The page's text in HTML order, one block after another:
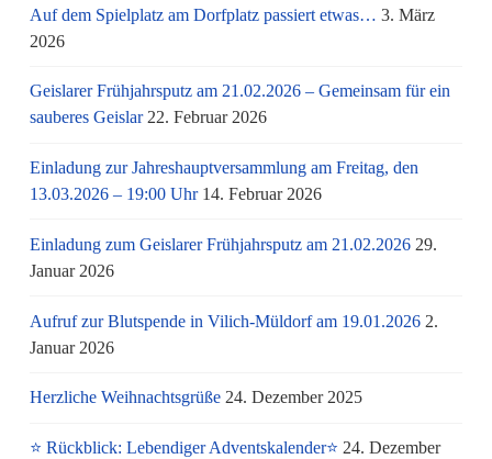
Auf dem Spielplatz am Dorfplatz passiert etwas… 3. März
2026
Geislarer Frühjahrsputz am 21.02.2026 – Gemeinsam für ein
sauberes Geislar 22. Februar 2026
Einladung zur Jahreshauptversammlung am Freitag, den
13.03.2026 – 19:00 Uhr 14. Februar 2026
Einladung zum Geislarer Frühjahrsputz am 21.02.2026 29.
Januar 2026
Aufruf zur Blutspende in Vilich-Müldorf am 19.01.2026 2.
Januar 2026
Herzliche Weihnachtsgrüße 24. Dezember 2025
⭐ Rückblick: Lebendiger Adventskalender⭐ 24. Dezember